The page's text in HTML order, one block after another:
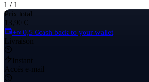
1 / 1
Prix total
13,90 €
+≈ 0,5 €cash back to your wallet
Livraison
Instant
Accès e-mail